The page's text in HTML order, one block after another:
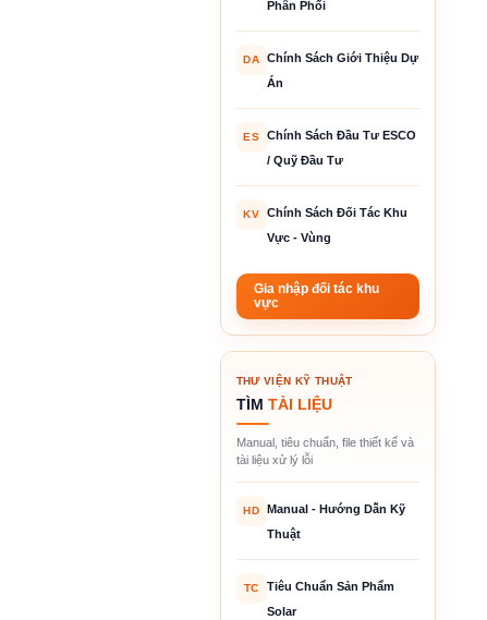
Phân Phối
DA
Chính Sách Giới Thiệu Dự
Án
ES
Chính Sách Đầu Tư ESCO
/ Quỹ Đầu Tư
KV
Chính Sách Đối Tác Khu
Vực - Vùng
Gia nhập đối tác khu
vực
THƯ VIỆN KỸ THUẬT
TÌM TÀI LIỆU
Manual, tiêu chuẩn, file thiết kế và
tài liệu xử lý lỗi
HD
Manual - Hướng Dẫn Kỹ
Thuật
TC
Tiêu Chuẩn Sản Phẩm
Solar